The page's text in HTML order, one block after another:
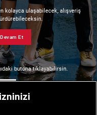
kolayca ulaşabilecek, alışveriş
Et
butona tıklayabilirsin.